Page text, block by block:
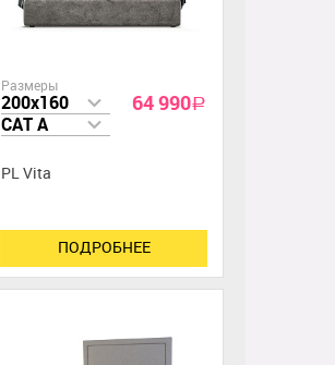
Размеры
200x160
CAT A
64 990a
PL Vita
ПОДРОБНЕЕ